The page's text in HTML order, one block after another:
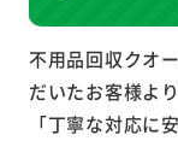
不用品回収クオ
だいたお客様よ
「丁寧な対応に